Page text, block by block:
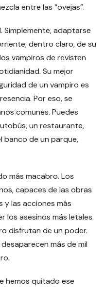
entre las “ovejas”.
Simplemente, adaptarse
dentro claro, de su
vampiros de revisten
Su mejor
de un vampiro es
Por eso, se
comunes. Puedes
un restaurante,
banco de un parque,
más macabro. Los
capaces de las obras
y las acciones más
los asesinos más letales.
disfrutan de un poder.
más de mil
hemos quitado ese